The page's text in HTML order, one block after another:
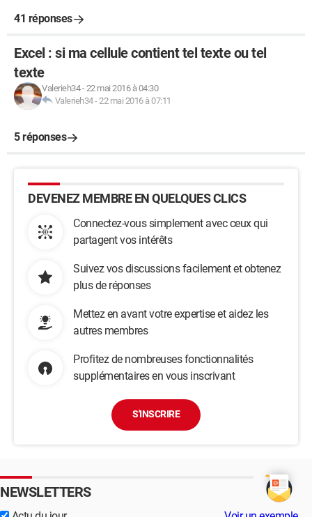
41 réponses
Excel : si ma cellule contient tel texte ou tel
texte
Valerieh34-22 mai 2016 à 04:30
Valerieh34-22 mai 2016 à 07:11
5 réponses
DEVENEZ MEMBRE EN QUELQUES CLICS
Connectez-vous simplement avec ceux qui
partagent vos intérêts
Suivez vos discussions facilement et obtenez
plus de réponses
Mettez en avant votre expertise et aidez les
autres membres
Profitez de nombreuses fonctionnalités
supplémentaires en vous inscrivant
S'INSCRIRE
NEWSLETTERS